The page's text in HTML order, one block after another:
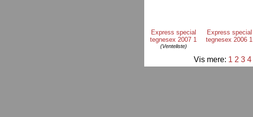
Express special
tegnesex 2007 1
(Venteliste)
Express special
tegnesex 2006 1
Vis mere: 1 2 3 4